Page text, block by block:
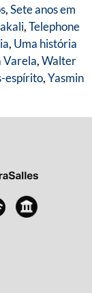
,Sete anos em
,Telephone
, Uma história
Varela,Walter
espírito,Yasmin